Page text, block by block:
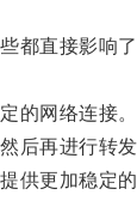
直接影响了
的网络连接。
再进行转发
更加稳定的